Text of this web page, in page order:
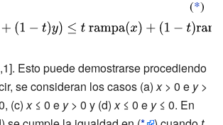
(*)
Esto puede demostrarse procediendo
se consideran los casos (a)x> 0 e y>
(c)x≤ 0 e y> 0 y (d)x≤ 0 e y≤ 0. En